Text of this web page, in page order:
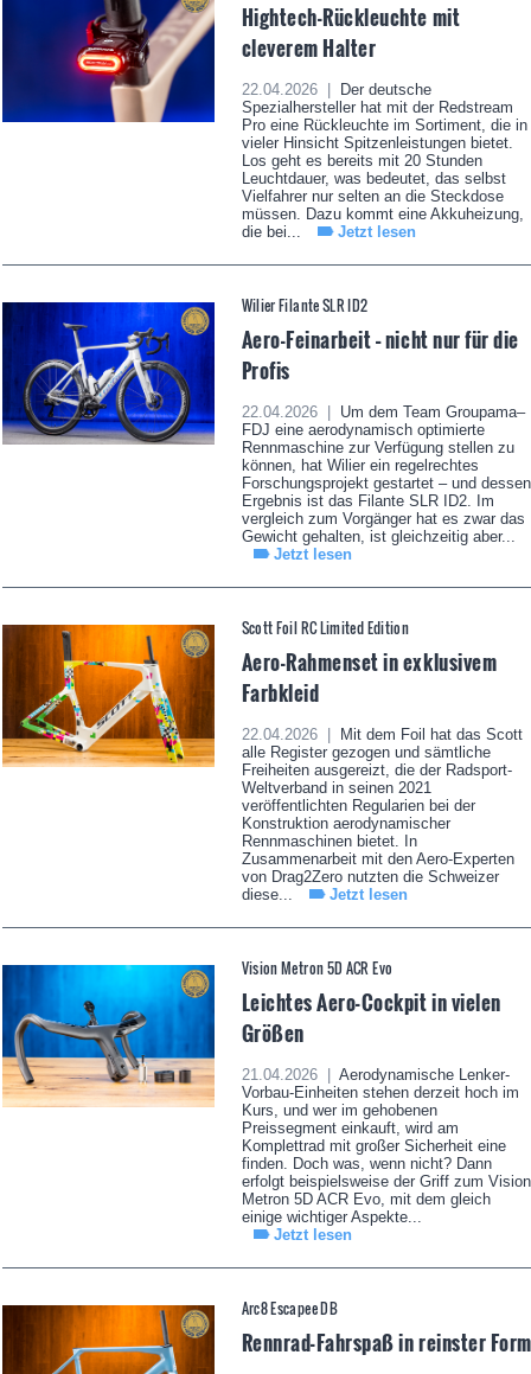
Hightech-Rückleuchte mit
cleverem Halter
22.04.2026 |
Der deutsche
Spezialhersteller hat mit der Redstream
Pro eine Rückleuchte im Sortiment, die in
vieler Hinsicht Spitzenleistungen bietet.
Los geht es bereits mit 20 Stunden
Leuchtdauer, was bedeutet, das selbst
Vielfahrer nur selten an die Steckdose
müssen. Dazu kommt eine Akkuheizung,
die bei...
Jetzt lesen
Wilier Filante SLR ID2
Aero-Feinarbeit – nicht nur für die
Profis
22.04.2026 |
Um dem Team Groupama–
FDJ eine aerodynamisch optimierte
Rennmaschine zur Verfügung stellen zu
können, hat Wilier ein regelrechtes
Forschungsprojekt gestartet – und dessen
Ergebnis ist das Filante SLR ID2. Im
vergleich zum Vorgänger hat es zwar das
Gewicht gehalten, ist gleichzeitig aber...
Jetzt lesen
Scott Foil RC Limited Edition
Aero-Rahmenset in exklusivem
Farbkleid
22.04.2026 |
Mit dem Foil hat das Scott
alle Register gezogen und sämtliche
Freiheiten ausgereizt, die der Radsport-
Weltverband in seinen 2021
veröffentlichten Regularien bei der
Konstruktion aerodynamischer
Rennmaschinen bietet. In
Zusammenarbeit mit den Aero-Experten
von Drag2Zero nutzten die Schweizer
diese...
Jetzt lesen
Vision Metron 5D ACR Evo
Leichtes Aero-Cockpit in vielen
Größen
21.04.2026 |
Aerodynamische Lenker-
Vorbau-Einheiten stehen derzeit hoch im
Kurs, und wer im gehobenen
Preissegment einkauft, wird am
Komplettrad mit großer Sicherheit eine
finden. Doch was, wenn nicht? Dann
erfolgt beispielsweise der Griff zum Vision
Metron 5D ACR Evo, mit dem gleich
einige wichtiger Aspekte...
Jetzt lesen
Arc8 Escapee DB
Rennrad-Fahrspaß in reinster Form